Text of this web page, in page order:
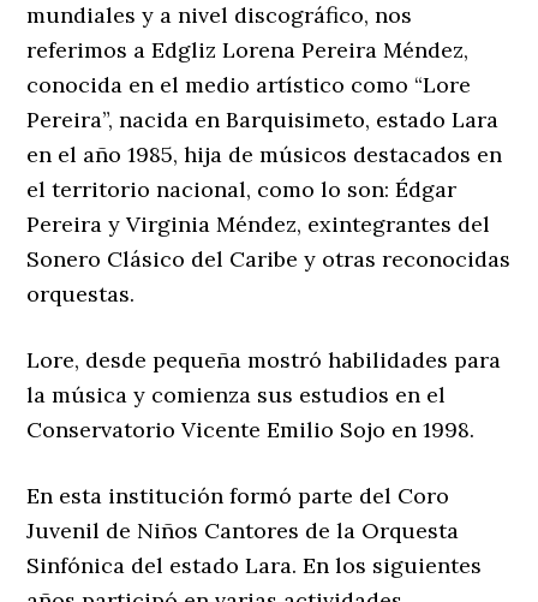
mundiales y a nivel discográfico, nos
referimos a Edgliz Lorena Pereira Méndez,
conocida en el medio artístico como “Lore
Pereira”, nacida en Barquisimeto, estado Lara
en el año 1985, hija de músicos destacados en
el territorio nacional, como lo son: Édgar
Pereira y Virginia Méndez, exintegrantes del
Sonero Clásico del Caribe y otras reconocidas
orquestas.
Lore, desde pequeña mostró habilidades para
la música y comienza sus estudios en el
Conservatorio Vicente Emilio Sojo en 1998.
En esta institución formó parte del Coro
Juvenil de Niños Cantores de la Orquesta
Sinfónica del estado Lara. En los siguientes